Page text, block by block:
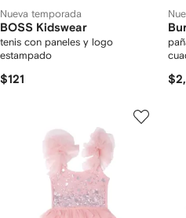
Nueva temporada
BOSS Kidswear
tenis con paneles y logo
estampado
$121